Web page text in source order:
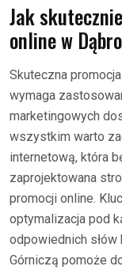
Jak
online w
Skuteczna
wymaga
marketingowych
wszystkim warto
internetową, która
zaprojektowana
promocji online.
optymalizacja pod
odpowiednich
Górniczą pomoże